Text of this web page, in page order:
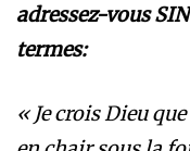
adressez-vous
termes:
« Je crois Dieu